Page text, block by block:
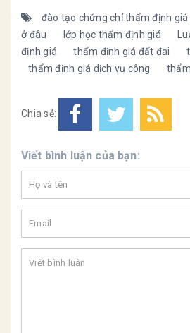
đào tạo chứng chỉ thẩm định giá
ở đâu
lớp học thẩm định giá
định giá
thẩm định giá đất đai
thẩm định giá dịch vụ công
Chia sẻ:
Viết bình luận của bạn: